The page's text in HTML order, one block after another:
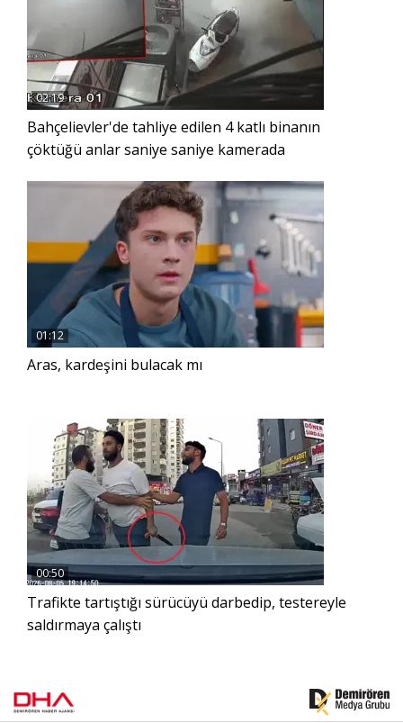
02:19
Bahçelievler'de tahliye edilen 4 katlı binanın
çöktüğü anlar saniye saniye kamerada
01:12
Aras, kardeşini bulacak mı
00:50
Trafikte tartıştığı sürücüyü darbedip, testereyle
saldırmaya çalıştı